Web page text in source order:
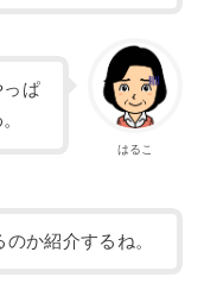
はるこ
っぱ
か紹介するね。